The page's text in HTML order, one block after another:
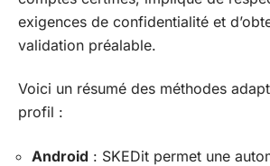
exigences de confidentialité et
validation préalable.
Voici un résumé des méthodes
profil :
Android : SKEDit permet une